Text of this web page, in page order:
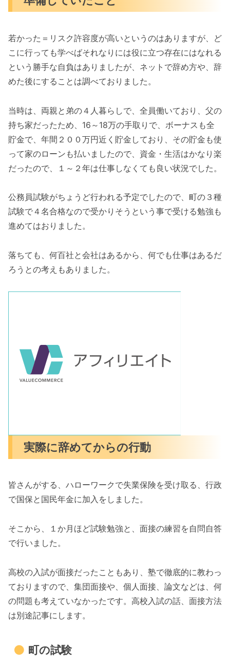
若かった＝リスク許容度が高いというのはありますが、ど
こに行っても学べばそれなりには役に立つ存在にはなれる
という勝手な自負はありましたが、ネットで辞め方や、辞
めた後にすることは調べておりました。
当時は、両親と弟の４人暮らしで、全員働いており、父の
持ち家だったため、16～18万の手取りで、ボーナスも全
貯金で、年間２００万円近く貯金しており、その貯金も使
って家のローンも払いましたので、資金・生活はかなり楽
だったので、１～２年は仕事しなくても良い状況でした。
公務員試験がちょうど行われる予定でしたので、町の３種
試験で４名合格なので受かりそうという事で受ける勉強も
進めてはおりました。
落ちても、何百社と会社はあるから、何でも仕事はあるだ
ろうとの考えもありました。
実際に辞めてからの行動
皆さんがする、ハローワークで失業保険を受け取る、行政
で国保と国民年金に加入をしました。
そこから、１か月ほど試験勉強と、面接の練習を自問自答
で行いました。
高校の入試が面接だったこともあり、塾で徹底的に教わっ
ておりますので、集団面接や、個人面接、論文などは、何
の問題も考えていなかったです。高校入試の話、面接方法
は別途記事にします。
町の試験